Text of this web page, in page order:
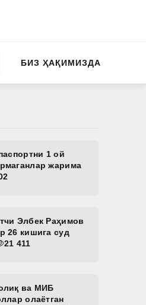
БИЗ ҲАҚИМИЗДА
1 ой
жарима
Элбек Раҳимов
26 кишига суд
21 411
ва МИБ
олаётган